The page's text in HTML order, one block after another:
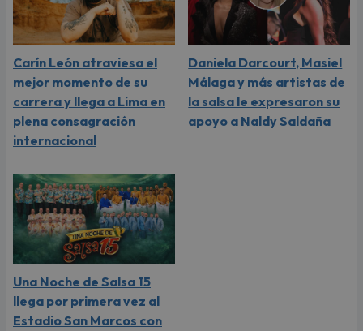
Carín León atraviesa el
mejor momento de su
carrera y llega a Lima en
plena consagración
internacional
Daniela Darcourt, Masiel
Málaga y más artistas de
la salsa le expresaron su
apoyo a Naldy Saldaña
Una Noche de Salsa 15
llega por primera vez al
Estadio San Marcos con